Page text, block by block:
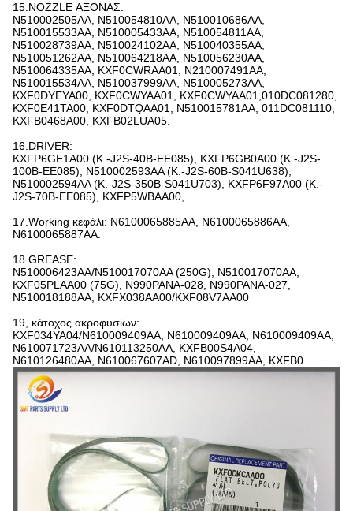
15.NOZZLE ΑΞΟΝΑΣ:
N510002505AA, N510054810AA, N510010686AA,
N510015533AA, N510005433AA, N510054811AA,
N510028739AA, N510024102AA, N510040355AA,
N510051262AA, N510064218AA, N510056230AA,
N510064335AA, KXF0CWRAA01, N210007491AA,
N510015534AA, N510037999AA, N510005273AA,
KXF0DYEYA00, KXF0CWYAA01, KXF0CWYAA01,010DC081280,
KXF0E41TA00, KXF0DTQAA01, N510015781AA, 011DC081110,
KXFB0468A00, KXFB02LUA05.
16.DRIVER:
KXFP6GE1A00 (Κ.-J2S-40B-EE085), KXFP6GB0A00 (Κ.-J2S-
100B-EE085), N510002593AA (Κ.-J2S-60B-S041U638),
N510002594AA (Κ.-J2S-350B-S041U703), KXFP6F97A00 (Κ.-
J2S-70B-EE085), KXFP5WBAA00,
17.Working κεφάλι: N6100065885AA, N6100065886AA,
N6100065887AA.
18.GREASE:
N510006423AA/N510017070AA (250G), N510017070AA,
KXF05PLAA00 (75G), N990PANA-028, N990PANA-027,
N510018188AA, KXFX038AA00/KXF08V7AA00
19, κάτοχος ακροφυσίων:
KXF034YA04/N610009409AA, N610009409AA, N610009409AA,
N610071723AA/N610113250AA, KXFB00S4A04,
N610126480AA, N610067607AD, N610097899AA, KXFB0